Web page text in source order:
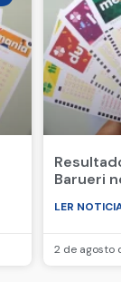
Barueri
LER
2 de agosto